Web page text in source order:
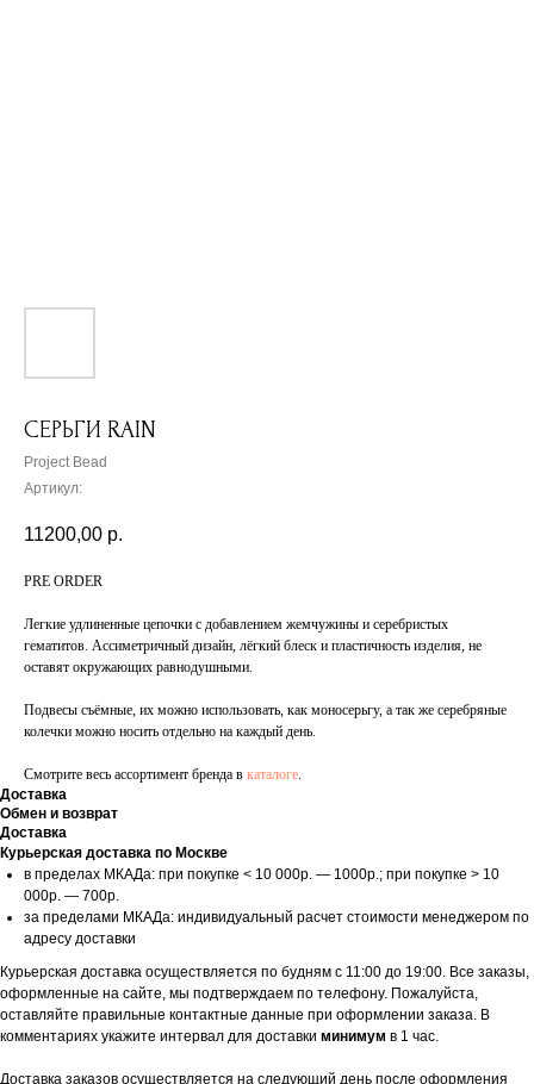
СЕРЬГИ RAIN
Project Bead
Артикул:
11200,00 р.
PRE ORDER
Легкие удлиненные цепочки с добавлением жемчужины и серебристых
гематитов. Ассиметричный дизайн, лёгкий блеск и пластичность изделия, не
оставят окружающих равнодушными.
Подвесы съёмные, их можно использовать, как моносерьгу, а так же серебряные
колечки можно носить отдельно на каждый день.
Смотрите весь ассортимент бренда в каталоге.
Доставка
Обмен и возврат
Доставка
Курьерская доставка по Москве
в пределах МКАДа: при покупке < 10 000р. — 1000р.; при покупке > 10
000р. — 700р.
за пределами МКАДа: индивидуальный расчет стоимости менеджером по
адресу доставки
Курьерская доставка осуществляется по будням с 11:00 до 19:00. Все заказы,
оформленные на сайте, мы подтверждаем по телефону. Пожалуйста,
оставляйте правильные контактные данные при оформлении заказа. В
комментариях укажите интервал для доставки минимум в 1 час.
Доставка заказов осуществляется на следующий день после оформления